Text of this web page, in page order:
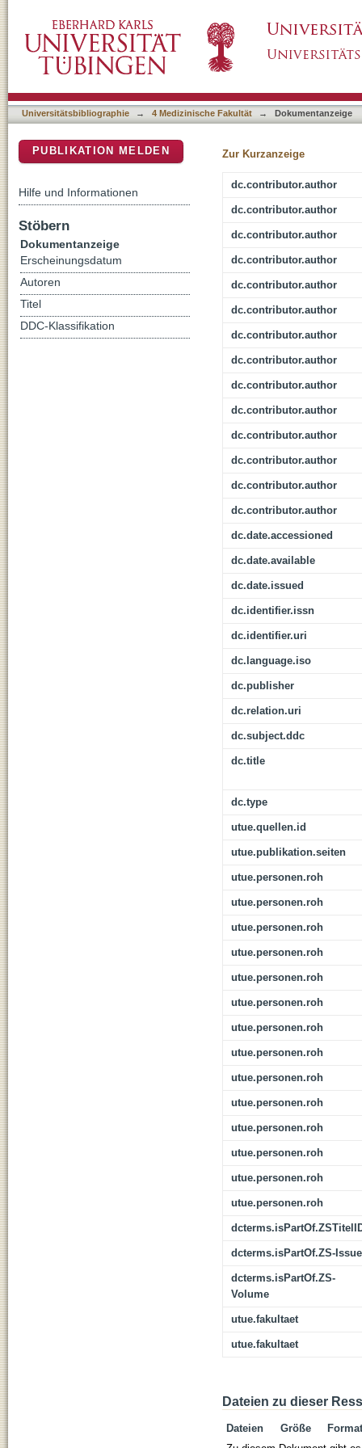
Extracellular Traps with Keratinocytes
Universitätsbibliographie → 4 Medizinische Fakultät → Dokumentanzeige
Zur Kurzanzeige
dc.contributor.author
dc.contributor.author
dc.contributor.author
dc.contributor.author
dc.contributor.author
dc.contributor.author
dc.contributor.author
dc.contributor.author
dc.contributor.author
dc.contributor.author
dc.contributor.author
dc.contributor.author
dc.contributor.author
dc.contributor.author
dc.date.accessioned
dc.date.available
dc.date.issued
dc.identifier.issn
dc.identifier.uri
dc.language.iso
dc.publisher
dc.relation.uri
dc.subject.ddc
dc.title
dc.type
utue.quellen.id
utue.publikation.seiten
utue.personen.roh
utue.personen.roh
utue.personen.roh
utue.personen.roh
utue.personen.roh
utue.personen.roh
utue.personen.roh
utue.personen.roh
utue.personen.roh
utue.personen.roh
utue.personen.roh
utue.personen.roh
utue.personen.roh
utue.personen.roh
dcterms.isPartOf.ZS-Issue
dcterms.isPartOf.ZS-
Volume
utue.fakultaet
utue.fakultaet
Dateien zu dieser
Dateien Größe
Format
PUBLIKATION MELDEN
Hilfe und Informationen
Stöbern
Dokumentanzeige
Erscheinungsdatum
Autoren
Titel
DDC-Klassifikation